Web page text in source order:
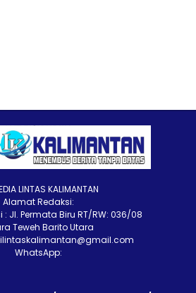
LINTAS KALIMANTAN
Alamat Redaksi:
Jl. Permata Biru RT/RW: 036/08
Teweh Barito Utara
WhatsApp: